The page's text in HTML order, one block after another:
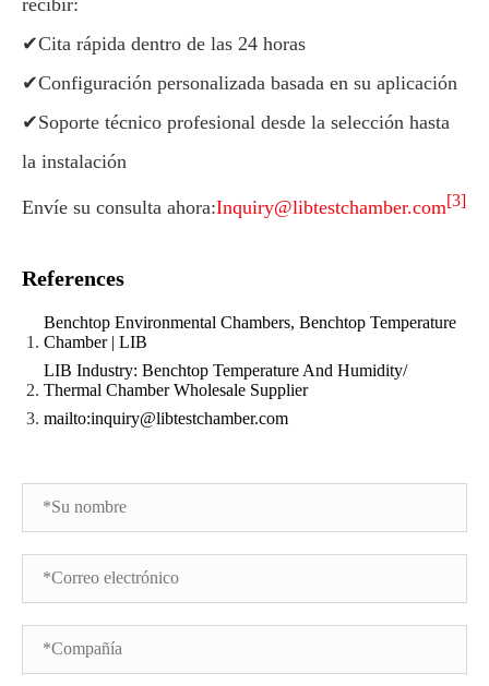
✔Cita rápida dentro de las 24 horas
✔Configuración personalizada basada en su aplicación
✔Soporte técnico profesional desde la selección hasta
la instalación
Envíe su consulta ahora:Inquiry@libtestchamber.com[3]
References
Benchtop Environmental Chambers, Benchtop Temperature
Chamber | LIB
LIB Industry: Benchtop Temperature And Humidity/
Thermal Chamber Wholesale Supplier
mailto:inquiry@libtestchamber.com